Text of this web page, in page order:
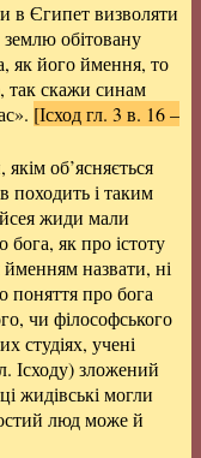
в Єгипет визволяти
обітовану
як його ймення, то
так скажи синам
[Ісход гл. 3 в. 16 –
об’ясняється
походить і таким
жиди мали
бога, як про істоту
назвати, ні
поняття про бога
чи філософського
студіях, учені
Ісходу) зложений
жидівські могли
люд може й